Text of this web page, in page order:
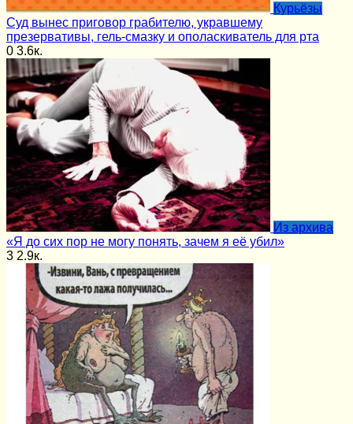
Курьёзы
Суд вынес приговор грабителю, укравшему
презервативы, гель-смазку и ополаскиватель для рта
0 3.6к.
Из архива
«Я до сих пор не могу понять, зачем я её убил»
3 2.9к.